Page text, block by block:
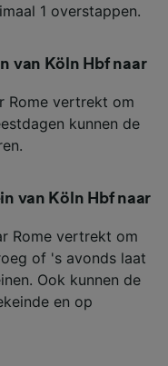
1 overstappen.
van Köln Hbf naar
Rome vertrekt om
kunnen de
van Köln Hbf naar
Rome vertrekt om
of 's avonds laat
Ook kunnen de
en op